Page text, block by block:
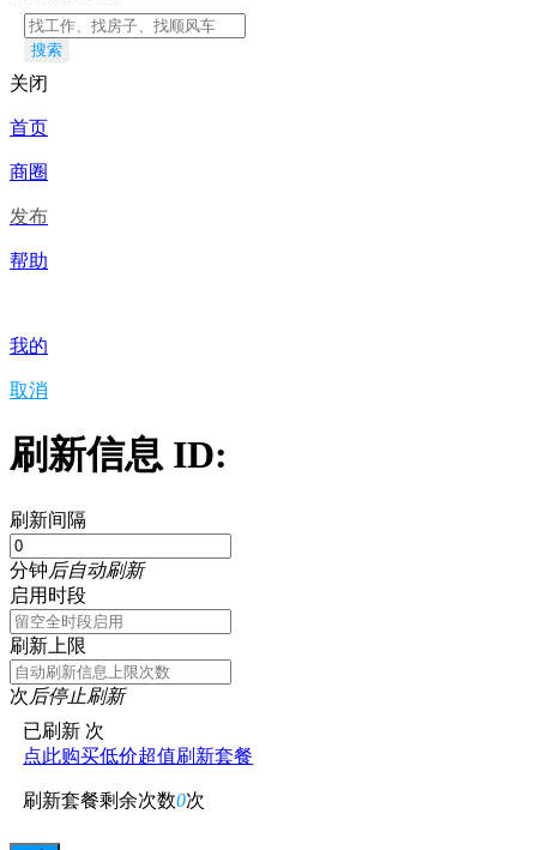
搜索
关闭
首页
商圈
发布
帮助
我的
取消
刷新信息 ID:
刷新间隔
分钟后自动刷新
启用时段
刷新上限
次后停止刷新
已刷新 次
点此购买低价超值刷新套餐
刷新套餐剩余次数0次